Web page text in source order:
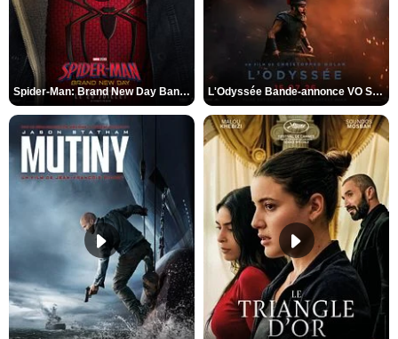
Spider-Man: Brand New Day Bande-annonce VO STFR L'Odyssée Bande-annonce VO STFR